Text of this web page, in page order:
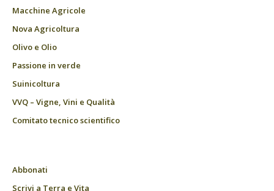
Macchine Agricole
Nova Agricoltura
Olivo e Olio
Passione in verde
Suinicoltura
VVQ – Vigne, Vini e Qualità
Comitato tecnico scientifico
Abbonati
Scrivi a Terra e Vita